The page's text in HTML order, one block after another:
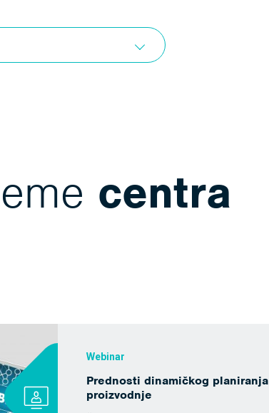
centra
Webinar
Prednosti dinamičkog planiranja
proizvodnje